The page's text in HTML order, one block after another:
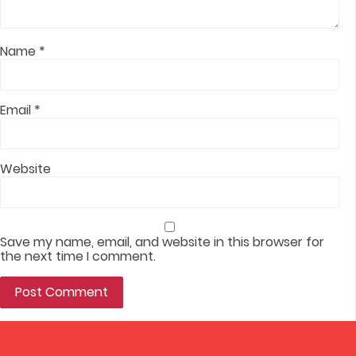
Name *
Email *
Website
Save my name, email, and website in this browser for
the next time I comment.